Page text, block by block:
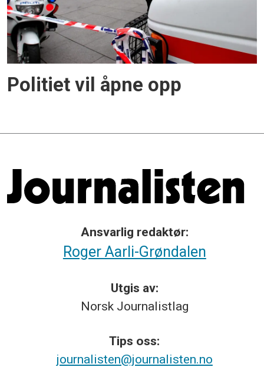
Politiet vil åpne opp
Ansvarlig redaktør:
Roger Aarli-Grøndalen
Utgis av:
Norsk Journalistlag
Tips oss:
journalisten@journalisten.no